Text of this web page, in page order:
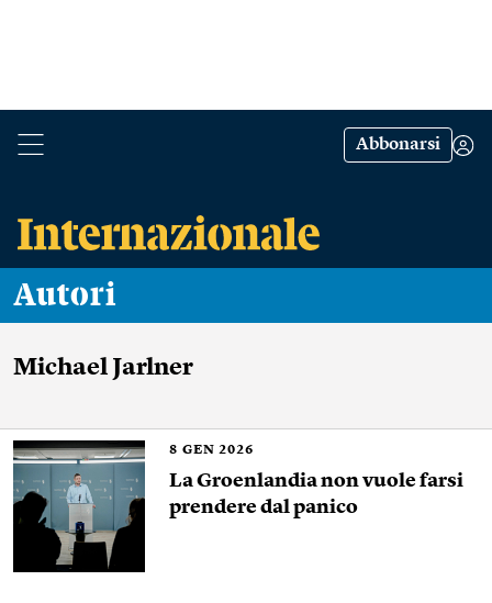
Abbonarsi
Autori
Michael Jarlner
8 GEN 2026
La Groenlandia non vuole farsi
prendere dal panico